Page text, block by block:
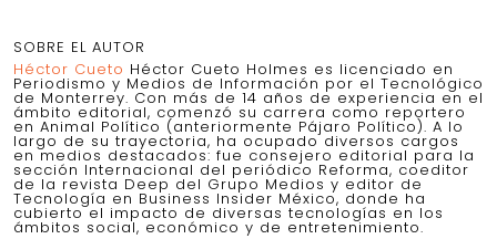
SOBRE EL AUTOR
Héctor Cueto Héctor Cueto Holmes es licenciado en
Periodismo y Medios de Información por el Tecnológico
de Monterrey. Con más de 14 años de experiencia en el
ámbito editorial, comenzó su carrera como reportero
en Animal Político (anteriormente Pájaro Político). A lo
largo de su trayectoria, ha ocupado diversos cargos
en medios destacados: fue consejero editorial para la
sección Internacional del periódico Reforma, coeditor
de la revista Deep del Grupo Medios y editor de
Tecnología en Business Insider México, donde ha
cubierto el impacto de diversas tecnologías en los
ámbitos social, económico y de entretenimiento.